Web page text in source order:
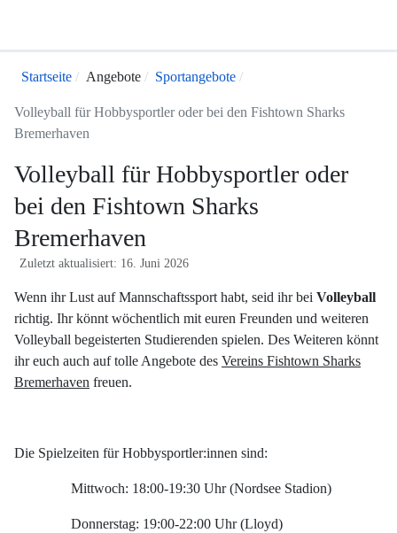
Startseite Angebote Sportangebote
Volleyball für Hobbysportler oder bei den Fishtown Sharks
Bremerhaven
Volleyball für Hobbysportler oder
bei den Fishtown Sharks
Bremerhaven
Zuletzt aktualisiert: 16. Juni 2026
Wenn ihr Lust auf Mannschaftssport habt, seid ihr bei Volleyball
richtig. Ihr könnt wöchentlich mit euren Freunden und weiteren
Volleyball begeisterten Studierenden spielen. Des Weiteren könnt
ihr euch auch auf tolle Angebote des Vereins Fishtown Sharks
Bremerhaven freuen.
Die Spielzeiten für Hobbysportler:innen sind:
Mittwoch: 18:00-19:30 Uhr (Nordsee Stadion)
Donnerstag: 19:00-22:00 Uhr (Lloyd)